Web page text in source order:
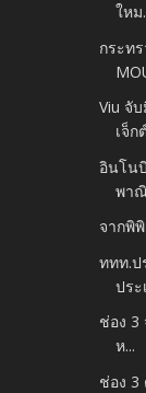
ใหม
กระท
Viu จั
เจ็ก
อินโน
พา
จากพิ
ททท.ป
ประ
ช่อง 3
ห...
ช่อง 3